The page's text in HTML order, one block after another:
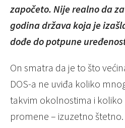
započeto. Nije realno da
godina država koja je
dođe do potpune
On smatra da je to što
DOS-a ne uviđa koliko
takvim okolnostima i
promene – izuzetno štetno.